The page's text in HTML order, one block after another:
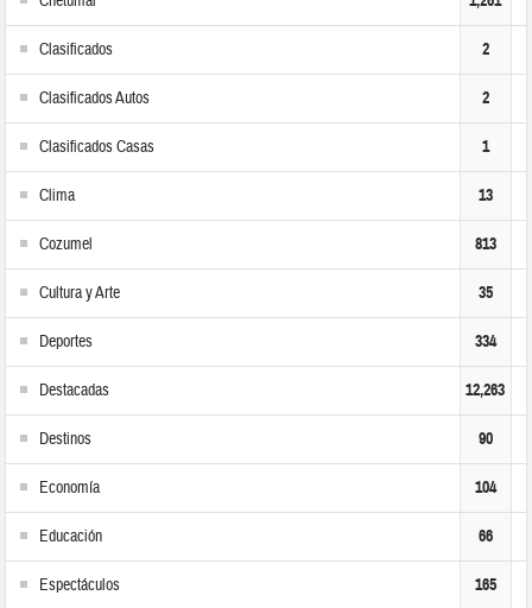
Clasificados 2
Clasificados Autos 2
Clasificados Casas 1
Clima 13
Cozumel 813
Cultura y Arte 35
Deportes 334
Destacadas 12,263
Destinos 90
Economía 104
Educación 66
Espectáculos 165